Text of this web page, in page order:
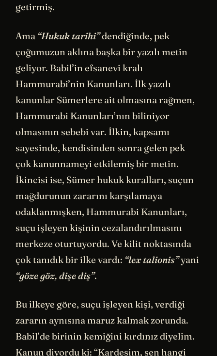
getirmiş.
Ama “Hukuk tarihi”dendiğinde, pek
çoğumuzun aklına başka bir yazılı metin
geliyor. Babil’in efsanevi kralı
Hammurabi’nin Kanunları. İlk yazılı
kanunlar Sümerlere ait olmasına rağmen,
Hammurabi Kanunları’nın biliniyor
olmasının sebebi var. İlkin, kapsamı
sayesinde, kendisinden sonra gelen pek
çok kanunnameyi etkilemiş bir metin.
İkincisi ise, Sümer hukuk kuralları, suçun
mağdurunun zararını karşılamaya
odaklanmışken, Hammurabi Kanunları,
suçu işleyen kişinin cezalandırılmasını
merkeze oturtuyordu. Ve kilit noktasında
çok tanıdık bir ilke vardı: “lex talionis”yani
“göze göz, dişe diş”.
Bu ilkeye göre, suçu işleyen kişi, verdiği
zararın aynısına maruz kalmak zorunda.
Babil’de birinin kemiğini kırdınız diyelim.
Kanun diyordu ki: “Kardeşim, sen hangi